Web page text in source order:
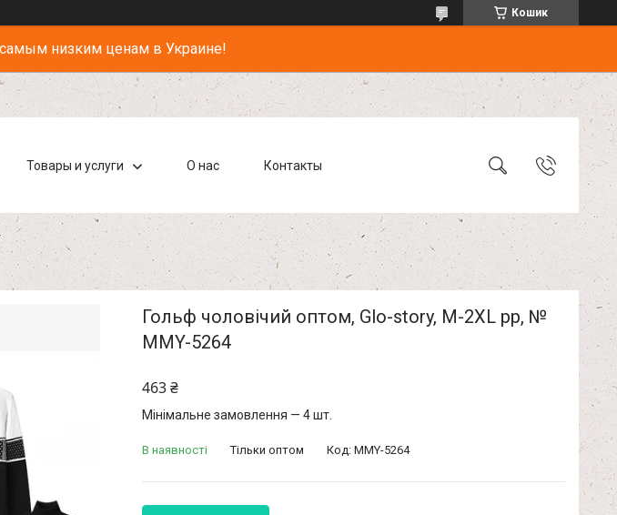
Кошик
низким ценам в Украине!
Товары и услуги О нас Контакты
Гольф чоловічий оптом, Glo-story, M-2XL рр, №
MMY-5264
463 ₴
Мінімальне замовлення — 4 шт.
В наявності Тільки оптом Код: MMY-5264